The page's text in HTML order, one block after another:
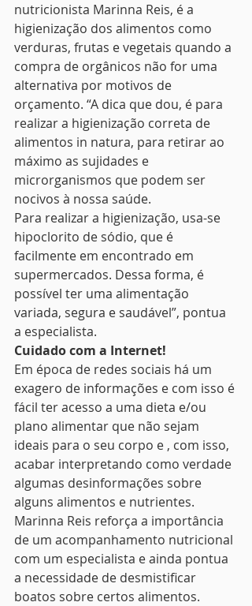
nutricionista Marinna Reis, é a
higienização dos alimentos como
verduras, frutas e vegetais quando a
compra de orgânicos não for uma
alternativa por motivos de
orçamento. “A dica que dou, é para
realizar a higienização correta de
alimentos in natura, para retirar ao
máximo as sujidades e
microrganismos que podem ser
nocivos à nossa saúde.
Para realizar a higienização, usa-se
hipoclorito de sódio, que é
facilmente em encontrado em
supermercados. Dessa forma, é
possível ter uma alimentação
variada, segura e saudável”, pontua
a especialista.
Cuidado com a Internet!
Em época de redes sociais há um
exagero de informações e com isso é
fácil ter acesso a uma dieta e/ou
plano alimentar que não sejam
ideais para o seu corpo e , com isso,
acabar interpretando como verdade
algumas desinformações sobre
alguns alimentos e nutrientes.
Marinna Reis reforça a importância
de um acompanhamento nutricional
com um especialista e ainda pontua
a necessidade de desmistificar
boatos sobre certos alimentos.